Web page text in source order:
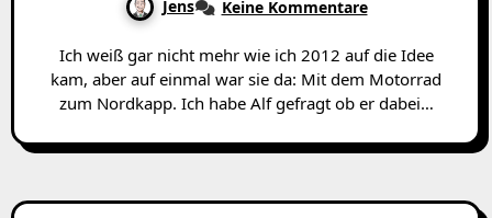
Jens Keine Kommentare
Ich weiß gar nicht mehr wie ich 2012 auf die Idee
kam, aber auf einmal war sie da: Mit dem Motorrad
zum Nordkapp. Ich habe Alf gefragt ob er dabei…